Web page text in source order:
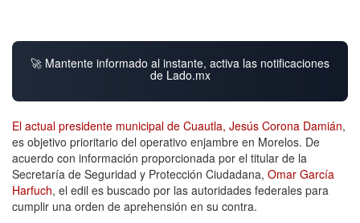
🚀 Mantente informado al instante, activa las notificaciones
de Lado.mx
El actual presidente municipal de Cuautla, Jesús Corona Damián,
es objetivo prioritario del operativo enjambre en Morelos. De
acuerdo con información proporcionada por el titular de la
Secretaría de Seguridad y Protección Ciudadana, Omar García
Harfuch, el edil es buscado por las autoridades federales para
cumplir una orden de aprehensión en su contra.